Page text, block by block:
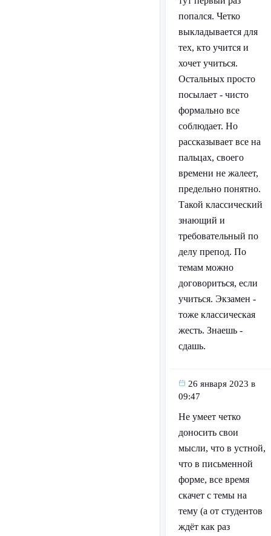
попался. Четко
выкладывается для
тех, кто учится и
хочет учиться.
Остальных просто
посылает - чисто
формально все
соблюдает. Но
рассказывает все на
пальцах, своего
времени не жалеет,
предельно понятно.
Такой классический
знающий и
требовательный по
делу препод. По
темам можно
договориться, если
учиться. Экзамен -
тоже классическая
жесть. Знаешь -
сдашь.
26 января 2023 в
09:47
Не умеет четко
доносить свои
мысли, что в устной,
что в письменной
форме, все время
скачет с темы на
тему (а от студентов
ждёт как раз